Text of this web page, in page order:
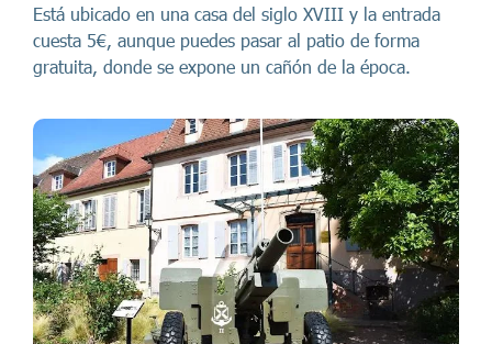
Está ubicado en una casa del siglo XVIII y la entrada
cuesta 5€, aunque puedes pasar al patio de forma
gratuita, donde se expone un cañón de la época.